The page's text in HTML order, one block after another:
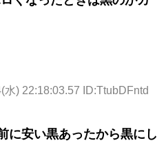
水) 22:18:03.57 ID:TtubDFntd
に安い黒あったから黒にし